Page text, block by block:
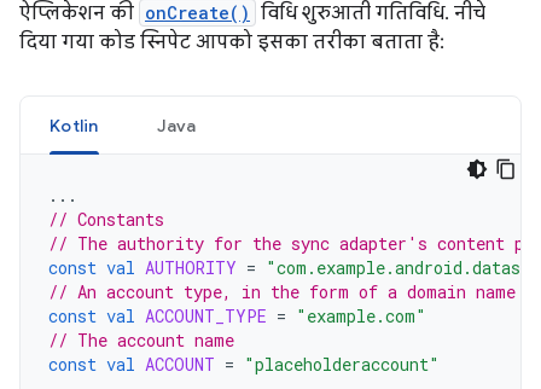
ऐप्लिकेशन की onCreate() विधि शुरुआती गतिविधि. नीचे
दिया गया कोड स्निपेट आपको इसका तरीका बताता है:
Kotlin Java
...
// Constants
// The authority for the sync adapter's content
const val AUTHORITY =
// An account type, in the form of a domain name
const val ACCOUNT_TYPE = "example.com"
// The account name
const val ACCOUNT = "placeholderaccount"